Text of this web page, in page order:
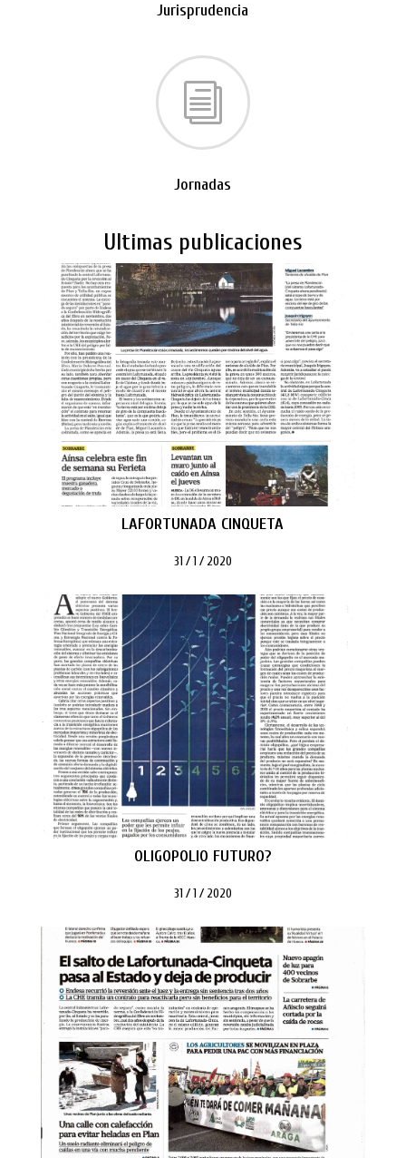
Jurisprudencia
i
Jornadas
Ultimas publicaciones
LAFORTUNADA CINQUETA
31 / 1 / 2020
OLIGOPOLIO FUTURO?
31 / 1 / 2020